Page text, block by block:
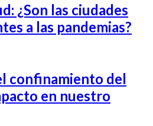
¿Son las ciudades
a las pandemias?
confinamiento del
en nuestro